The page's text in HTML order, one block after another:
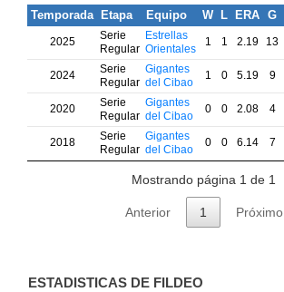
Temporada Etapa Equipo W L ERA G
2025
Serie
Regular
Estrellas
Orientales
1 1 2.19 13
2024
Serie
Regular
Gigantes
del Cibao
1 0 5.19 9
2020
Serie
Regular
Gigantes
del Cibao
0 0 2.08 4
2018
Serie
Regular
Gigantes
del Cibao
0 0 6.14 7
Mostrando página 1 de 1
Anterior 1 Próximo
ESTADISTICAS DE FILDEO